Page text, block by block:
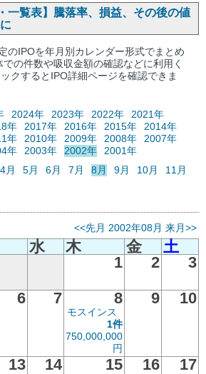
一覧表】騰落率、損益、その後の値
のIPOを年月別カレンダー形式でまとめ
の件数や吸収金額の確認などに利用く
クするとIPO詳細ページを確認できま
2024年 2023年 2022年
2021年
年 2017年 2016年 2015年
2014年
年 2010年 2009年 2008年
2007年
年 2003年 2002年
2001年
4月 5月 6月 7月 8月 9月 10月
11月
<<先月 2002年08月 来月>>
水 木 金
土
1
2
3
6 7 8
モスインス
1件
750,000,000
円
9 10
13 14 15 16
17